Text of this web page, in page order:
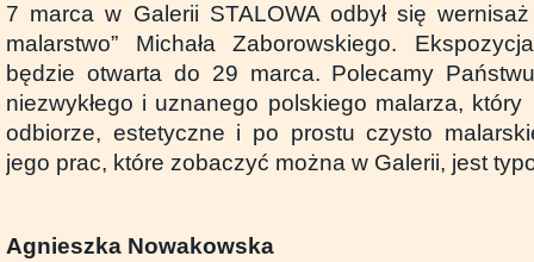
7 marca w Galerii STALOWA odbył się
malarstwo” Michała Zaborowskiego.
będzie otwarta do 29 marca. Polecamy
niezwykłego i uznanego polskiego malarza, który
odbiorze, estetyczne i po prostu czysto
jego prac, które zobaczyć można w Galerii, jest
Agnieszka Nowakowska